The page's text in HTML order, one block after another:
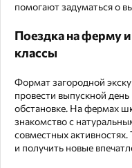
помогают задуматься о
Поездка на ферму
классы
Формат загородной
провести выпускной
обстановке. На фермах
знакомство с
совместных
и получить новые